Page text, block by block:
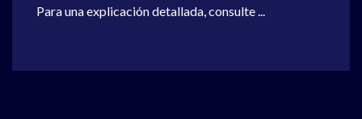
Para una explicación detallada, consulte ...